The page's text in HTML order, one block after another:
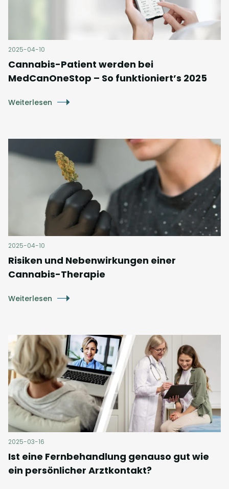
2025-04-10
Cannabis-Patient werden bei
MedCanOneStop – So funktioniert’s 2025
Weiterlesen
2025-04-10
Risiken und Nebenwirkungen einer
Cannabis-Therapie
Weiterlesen
2025-03-16
Ist eine Fernbehandlung genauso gut wie
ein persönlicher Arztkontakt?